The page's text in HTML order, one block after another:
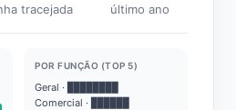
tracejada último ano
POR FUNÇÃO (TOP 5)
Geral · ████████
Comercial · ██████